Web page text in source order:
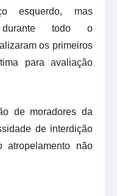
esquerdo, mas
durante todo o
os primeiros
para avaliação
de moradores da
de interdição
não